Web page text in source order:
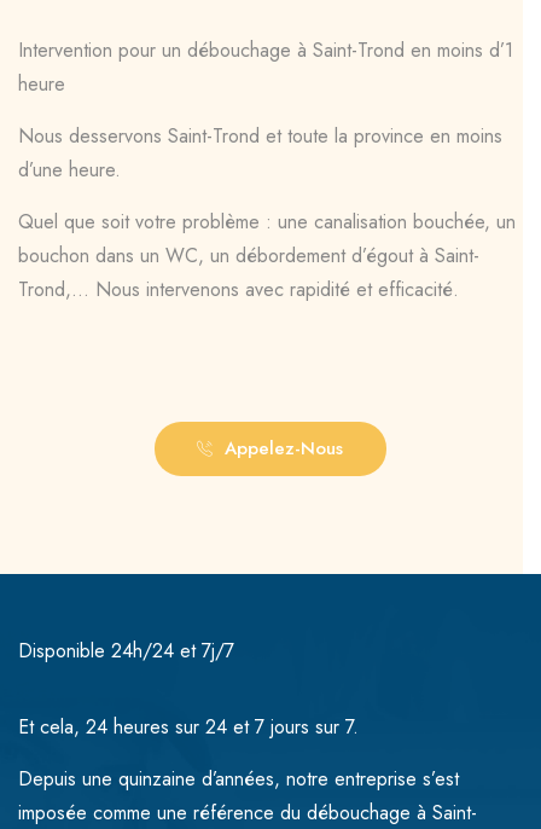
Intervention pour un débouchage à Saint-Trond en moins d’1
heure
Nous desservons Saint-Trond et toute la province en moins
d’une heure.
Quel que soit votre problème : une canalisation bouchée, un
bouchon dans un WC, un débordement d’égout à Saint-
Trond,… Nous intervenons avec rapidité et efficacité.
Appelez-Nous
Disponible 24h/24 et 7j/7
Et cela, 24 heures sur 24 et 7 jours sur 7.
Depuis une quinzaine d’années, notre entreprise s’est
imposée comme une référence du débouchage à Saint-